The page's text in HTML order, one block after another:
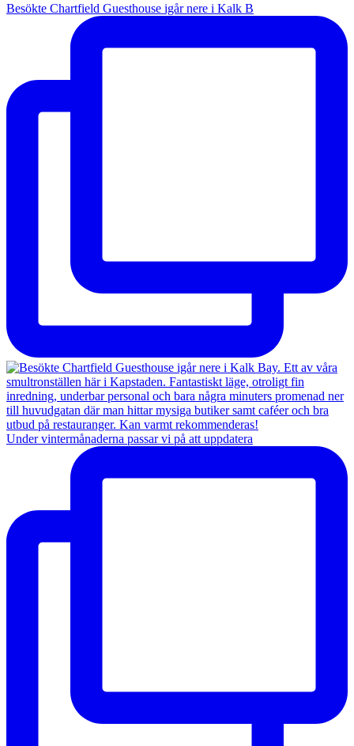
Besökte Chartfield Guesthouse igår nere i Kalk B
Under vintermånaderna passar vi på att uppdatera